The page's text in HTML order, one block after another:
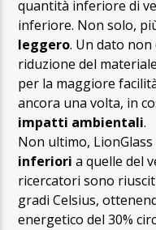
quantità inferiore di
inferiore. Non solo,
leggero. Un dato
riduzione del
per la maggiore
ancora una volta, in
impatti ambientali.
Non ultimo, LionGlass
inferiori a quelle del
ricercatori sono
gradi Celsius,
energetico del 30%